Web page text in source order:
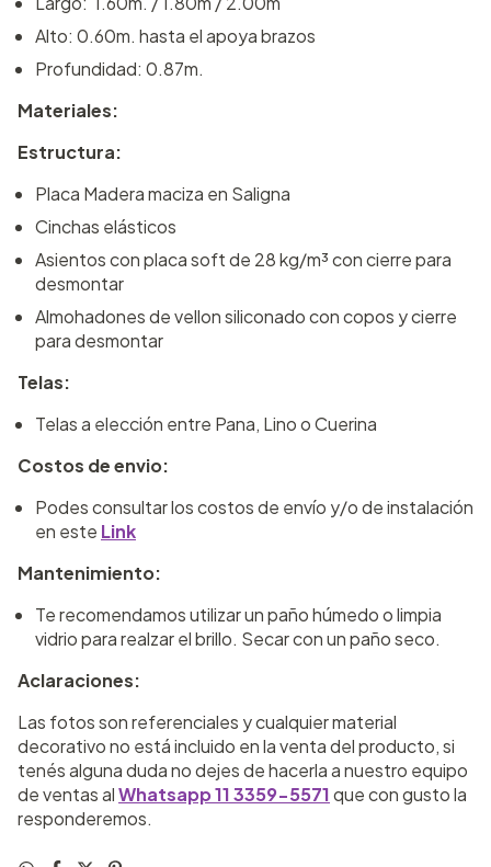
Alto: 0.60m. hasta el apoya brazos
Profundidad: 0.87m.
Materiales:
Estructura:
Placa Madera maciza en Saligna
Cinchas elásticos
Asientos con placa soft de 28 kg/m³ con cierre para
desmontar
Almohadones de vellon siliconado con copos y cierre
para desmontar
Telas:
Telas a elección entre Pana, Lino o Cuerina
Costos de envio:
Podes consultar los costos de envío y/o de instalación
en este Link
Mantenimiento:
Te recomendamos utilizar un paño húmedo o limpia
vidrio para realzar el brillo. Secar con un paño seco.
Aclaraciones:
Las fotos son referenciales y cualquier material
decorativo no está incluido en la venta del producto, si
tenés alguna duda no dejes de hacerla a nuestro equipo
de ventas alWhatsapp 11 3359-5571que con gusto la
responderemos.